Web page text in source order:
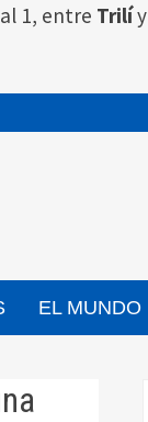
1, entre Trilíy
EL MUNDO